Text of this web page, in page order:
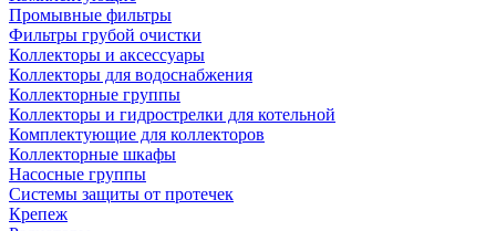
Промывные фильтры
Фильтры грубой очистки
Коллекторы и аксессуары
Коллекторы для водоснабжения
Коллекторные группы
Коллекторы и гидрострелки для котельной
Комплектующие для коллекторов
Коллекторные шкафы
Насосные группы
Системы защиты от протечек
Крепеж